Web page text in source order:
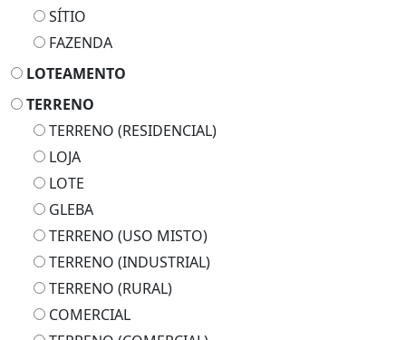
FAZENDA
LOTEAMENTO
TERRENO
TERRENO (RESIDENCIAL)
LOJA
LOTE
GLEBA
TERRENO (USO MISTO)
TERRENO (INDUSTRIAL)
TERRENO (RURAL)
COMERCIAL
TERRENO (COMERCIAL)